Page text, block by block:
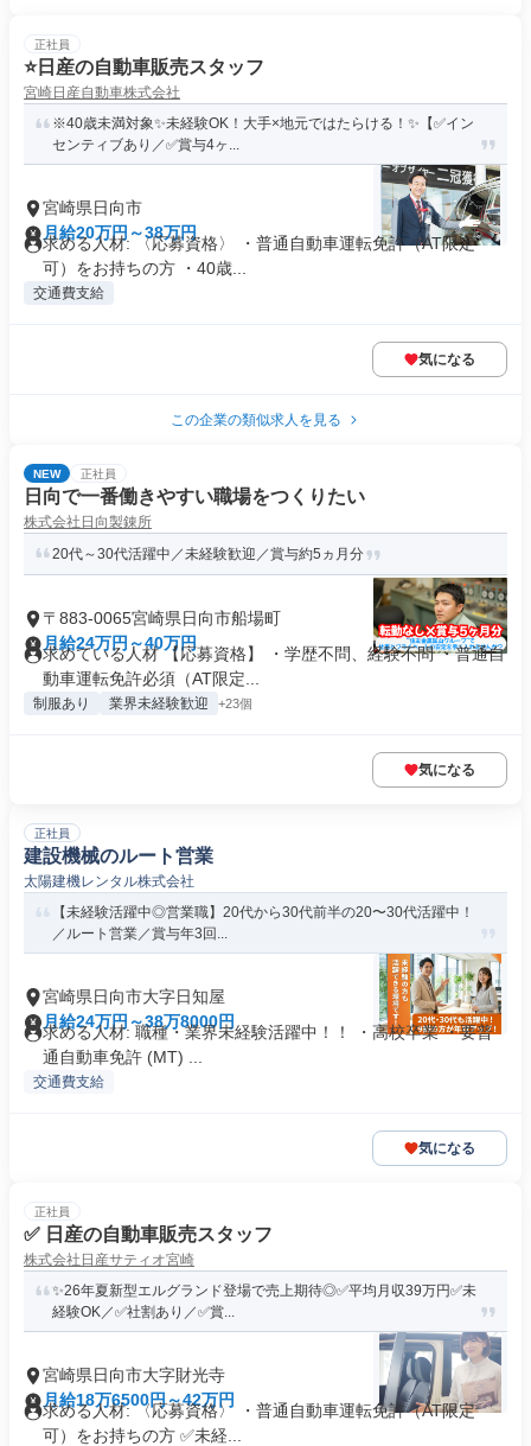
正社員
⭐️日産の自動車販売スタッフ
宮崎日産自動車株式会社
※40歳未満対象✨未経験OK！大手×地元ではたらける！✨【✅イン
センティブあり／✅賞与4ヶ...
宮崎県日向市
月給20万円～38万円
求める人材: 〈応募資格〉 ・普通自動車運転免許（AT限定
可）をお持ちの方 ・40歳...
交通費支給
気になる
この企業の類似求人を見る
NEW 正社員
日向で一番働きやすい職場をつくりたい
株式会社日向製錬所
20代～30代活躍中／未経験歓迎／賞与約5ヵ月分
〒883-0065宮崎県日向市船場町
月給24万円～40万円
求めている人材 【応募資格】 ・学歴不問、経験不問 ・普通自
動車運転免許必須（AT限定...
制服あり 業界未経験歓迎 +23個
気になる
正社員
建設機械のルート営業
太陽建機レンタル株式会社
【未経験活躍中◎営業職】20代から30代前半の20〜30代活躍中！
／ルート営業／賞与年3回...
宮崎県日向市大字日知屋
月給24万円～38万8000円
求める人材: 職種・業界未経験活躍中！！ ・高校卒業 ・要普
通自動車免許 (MT) ...
交通費支給
気になる
正社員
✅ 日産の自動車販売スタッフ
株式会社日産サティオ宮崎
✨26年夏新型エルグランド登場で売上期待◎✅平均月収39万円✅未
経験OK／✅社割あり／✅賞...
宮崎県日向市大字財光寺
月給18万6500円～42万円
求める人材: 〈応募資格〉 ・普通自動車運転免許（AT限定
可）をお持ちの方 ✅️未経...